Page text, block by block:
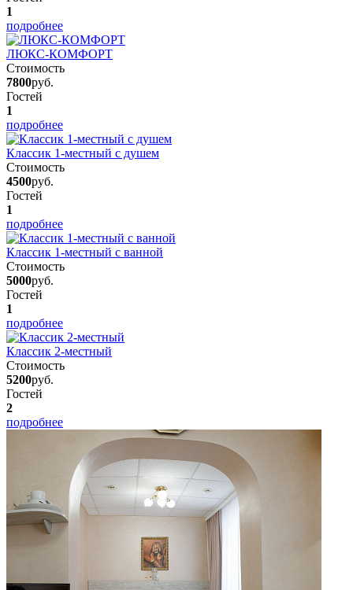
1
подробнее
ЛЮКС-КОМФОРТ
Стоимость
7800руб.
Гостей
1
подробнее
Классик 1-местный с душем
Стоимость
4500руб.
Гостей
1
подробнее
Классик 1-местный с ванной
Стоимость
5000руб.
Гостей
1
подробнее
Классик 2-местный
Стоимость
5200руб.
Гостей
2
подробнее